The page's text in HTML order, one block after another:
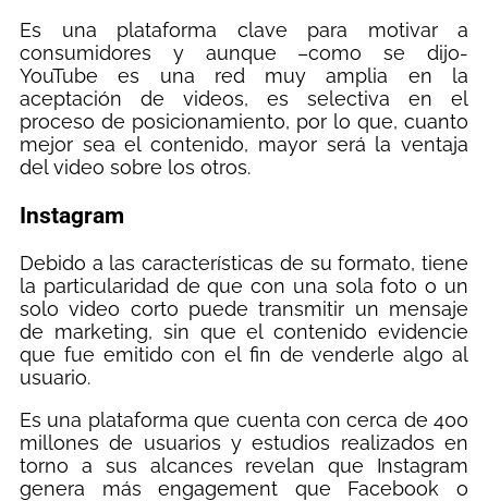
Es una plataforma clave para motivar a
consumidores y aunque –como se dijo-
YouTube es una red muy amplia en la
aceptación de videos, es selectiva en el
proceso de posicionamiento, por lo que, cuanto
mejor sea el contenido, mayor será la ventaja
del video sobre los otros.
Instagram
Debido a las características de su formato, tiene
la particularidad de que con una sola foto o un
solo video corto puede transmitir un mensaje
de marketing, sin que el contenido evidencie
que fue emitido con el fin de venderle algo al
usuario.
Es una plataforma que cuenta con cerca de 400
millones de usuarios y estudios realizados en
torno a sus alcances revelan que Instagram
genera más engagement que Facebook o